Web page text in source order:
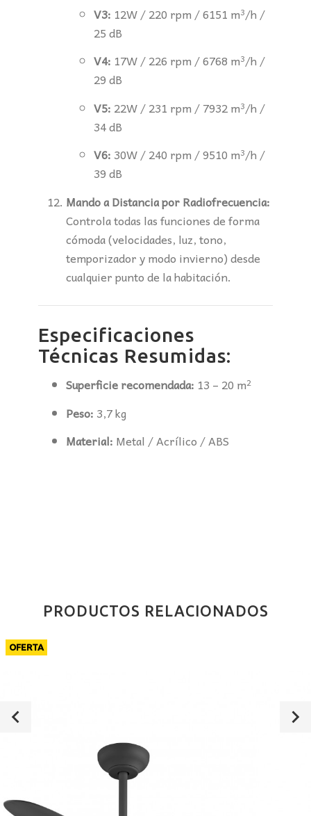
V3: 12W / 220 rpm / 6151 m³/h /
25 dB
V4: 17W / 226 rpm / 6768 m³/h /
29 dB
V5: 22W / 231 rpm / 7932 m³/h /
34 dB
V6: 30W / 240 rpm / 9510 m³/h /
39 dB
Mando a Distancia por Radiofrecuencia:
Controla todas las funciones de forma
cómoda (velocidades, luz, tono,
temporizador y modo invierno) desde
cualquier punto de la habitación.
Especificaciones
Técnicas Resumidas:
Superficie recomendada: 13 – 20 m²
Peso: 3,7 kg
Material: Metal / Acrílico / ABS
PRODUCTOS RELACIONADOS
OFERTA